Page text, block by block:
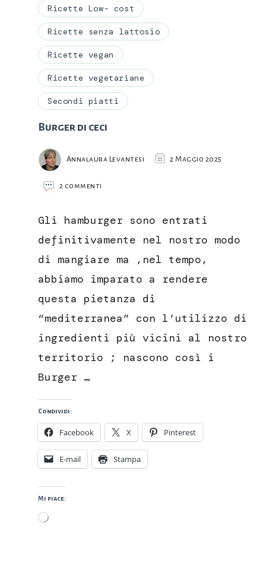
Ricette Low- cost
Ricette senza lattosio
Ricette vegan
Ricette vegetariane
Secondi piatti
Burger di ceci
Annalaura Levantesi 2 Maggio 2025
2 commenti
ceci
Gli hamburger sono entrati
definitivamente nel nostro modo
di mangiare ma ,nel tempo,
abbiamo imparato a rendere
questa pietanza di
“mediterranea” con l’utilizzo di
ingredienti più vicini al nostro
territorio ; nascono così i
Burger …
Condividi:
Facebook X Pinterest
E-mail Stampa
Mi piace:
Caricamento